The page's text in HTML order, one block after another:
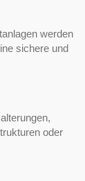
werden
sichere und
oder